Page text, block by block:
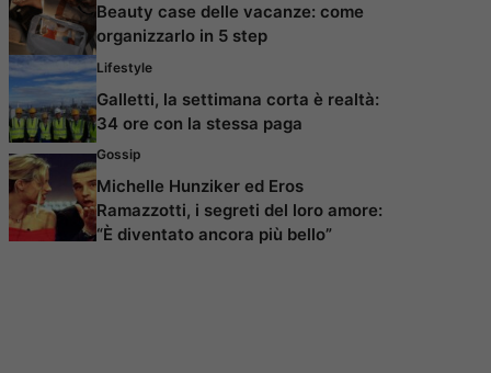
Beauty case delle vacanze: come
organizzarlo in 5 step
Lifestyle
Galletti, la settimana corta è realtà:
34 ore con la stessa paga
Gossip
Michelle Hunziker ed Eros
Ramazzotti, i segreti del loro amore:
“È diventato ancora più bello”